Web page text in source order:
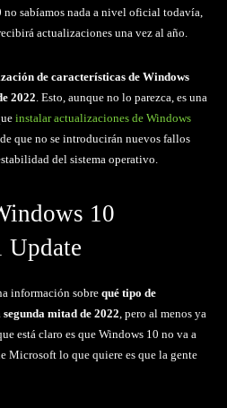
no sabíamos nada a nivel oficial todavía,
actualizaciones una vez al año.
de características de Windows
2022. Esto, aunque no lo parezca, es una
instalar actualizaciones de Windows
que no se introducirán nuevos fallos
del sistema operativo.
10
Update
información sobre qué tipo de
segunda mitad de 2022, pero al menos ya
está claro es que Windows 10 no va a
Microsoft lo que quiere es que la gente